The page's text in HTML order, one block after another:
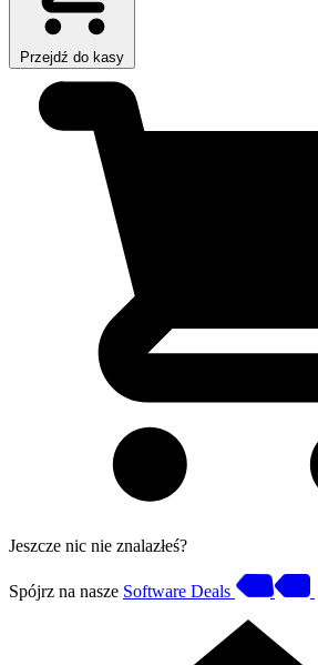
Przejdź do kasy
Jeszcze nic nie znalazłeś?
Spójrz na nasze Software Deals